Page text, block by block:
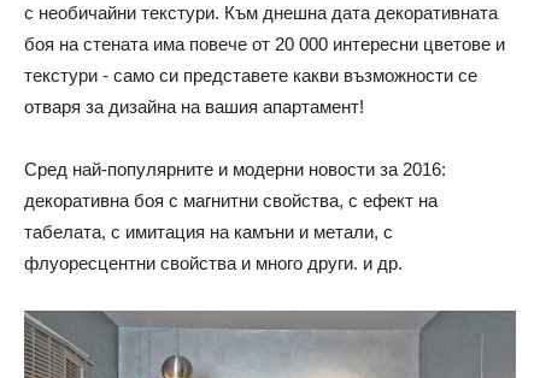
с необичайни текстури. Към днешна дата декоративната
боя на стената има повече от 20 000 интересни цветове и
текстури - само си представете какви възможности се
отваря за дизайна на вашия апартамент!
Сред най-популярните и модерни новости за 2016:
декоративна боя с магнитни свойства, с ефект на
табелата, с имитация на камъни и метали, с
флуоресцентни свойства и много други. и др.